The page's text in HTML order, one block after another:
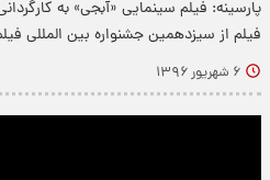
پارسینه: فیلم سینمایی «آبجی» به
فیلم از سیزدهمین جشنواره بین المللی
۶ شهریور ۱۳۹۶